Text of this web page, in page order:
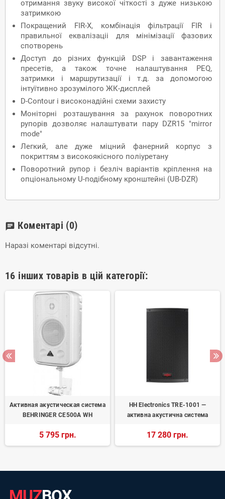
отримання звуку високої чіткості з дуже низькою
затримкою
Покращений FIR-X, комбінація фільтрації FIR і
правильної еквалізаціі для мінімізації фазових
спотворень
Доступ до різних функцій DSP і завантаження
пресетів, а також точне налаштування PEQ,
затримки і маршрутизації і т.д. за допомогою
інтуїтивно зрозумілого ЖК-дисплей
D-Contour і високонадійні схеми захисту
Моніторні розташування за рахунок поворотних
рупорів дозволяє налаштувати пару DZR15 "mirror
mode"
Легкий, але дуже міцний фанерний корпус з
покриттям з високоякісного поліуретану
Поворотний рупор і безліч варіантів кріплення на
опціональному U-подібному кронштейні (UB-DZR)
chat Коментарі (0)
Наразі коментарі відсутні.
16 інших товарів в цій категорії:
Активная акустическая система
BEHRINGER CE500A WH
5 795 грн.
HH Electronics TRE-1001 —
активна акустична система
17 280 грн.